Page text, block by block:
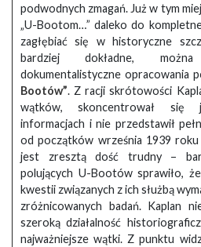
podwodnych zmagań. Już w tym
„U-Bootom…” daleko do
zagłębiać się w historyczne
bardziej dokładne,
dokumentalistyczne opracowania
Bootów”. Z racji skrótowości
wątków, skoncentrował się
informacjach i nie przedstawił
od początków września 1939
jest zresztą dość trudny –
polujących U-Bootów sprawiło,
kwestii związanych z ich służbą
zróżnicowanych badań. Kaplan
szeroką działalność
najważniejsze wątki. Z punktu